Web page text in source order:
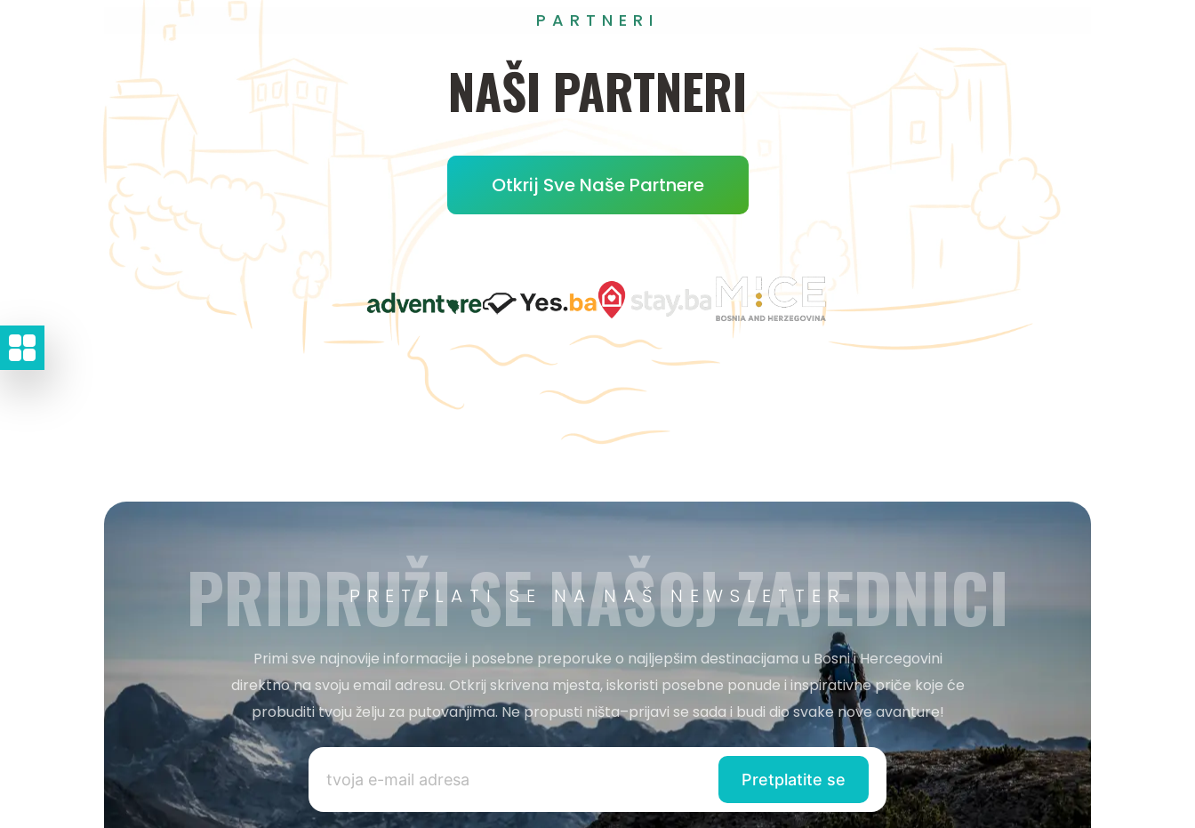
PARTNERI
NAŠI PARTNERI
Otkrij Sve Naše Partnere
PRETPLATI SE NA NAŠ NEWSLETTER
PRIDRUŽI SE NAŠOJ ZAJEDNICI
Primi sve najnovije informacije i posebne preporuke o najljepšim destinacijama u Bosni i Hercegovini
direktno na svoju email adresu. Otkrij skrivena mjesta, iskoristi posebne ponude i inspirativne priče koje će
probuditi tvoju želju za putovanjima. Ne propusti ništa–prijavi se sada i budi dio svake nove avanture!